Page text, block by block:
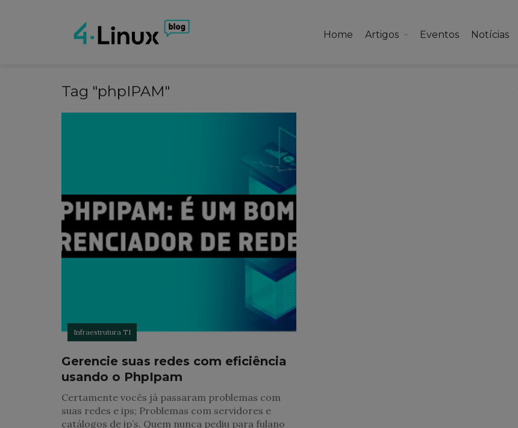
Home Artigos Eventos Notícias
Tag "phpIPAM"
Infraestrutura TI
Gerencie suas redes com eficiência
usando o PhpIpam
Certamente vocês já passaram problemas com
suas redes e ips; Problemas com servidores e
catálogos de ip’s. Quem nunca pediu para fulano